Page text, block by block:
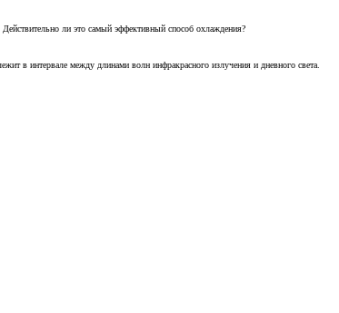
ли это самый эффективный способ охлаждения?
в интервале между длинами волн инфракрасного излучения и дневного света.